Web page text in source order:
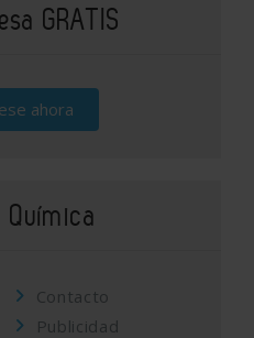
GRATIS
ahora
Contacto
Publicidad